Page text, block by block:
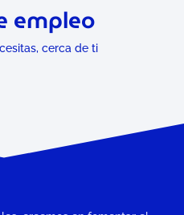
empleo
cerca de ti